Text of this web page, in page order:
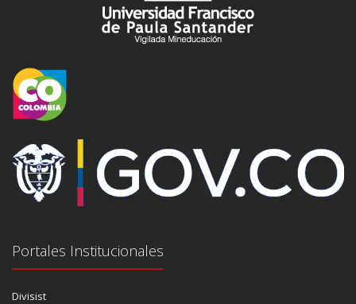
Portales Institucionales
Divisist